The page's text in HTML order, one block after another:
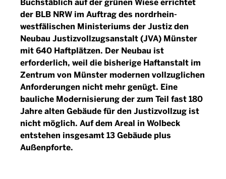
der BLB NRW im Auftrag des nordrhein-
westfälischen Ministeriums der Justiz den
Neubau Justizvollzugsanstalt (JVA) Münster
mit 640 Haftplätzen. Der Neubau ist
erforderlich, weil die bisherige Haftanstalt im
Zentrum von Münster modernen vollzuglichen
Anforderungen nicht mehr genügt. Eine
bauliche Modernisierung der zum Teil fast 180
Jahre alten Gebäude für den Justizvollzug ist
nicht möglich. Auf dem Areal in Wolbeck
entstehen insgesamt 13 Gebäude plus
Außenpforte.